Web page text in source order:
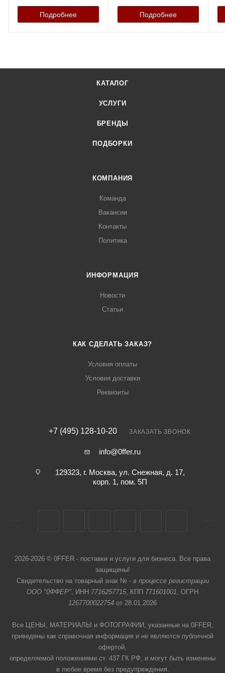
Подробнее Подробнее
КАТАЛОГ
УСЛУГИ
БРЕНДЫ
ПОДБОРКИ
КОМПАНИЯ
Команда
Вакансии
Контакты
Политика
ИНФОРМАЦИЯ
Новости
Статьи
КАК СДЕЛАТЬ ЗАКАЗ?
Условия оплаты
Условия доставки
Реквизиты
+7 (495) 128-10-20 ЗАКАЗАТЬ ЗВОНОК
info@0ffer.ru
129323, г. Москва, ул. Снежная, д. 17,
корп. 1, пом. 5П
2026-2026 © 0FFER - поставки и услуги для бизнеса. Все права
защищены!
Свидетельство на товарный знак № - в процессе регистрации
ООО "0ФФЕР", ИНН 7716257715, КПП 771601001, ОГРН
1267700022754 от 28.01.2026
Все ЦЕНЫ, МАТЕРИАЛЫ и ФОТОГРАФИИ, указанные на 0FFER,
приведены как справочная информация и не являются публичной
офертой,
определяемой положениями ст. 437 ГК РФ, и могут быть изменены
в любое время без предупреждения.